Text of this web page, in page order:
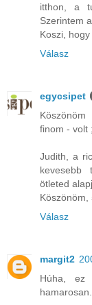
itthon, a
Szerintem
Koszi,
Válasz
egycsipet
finom - volt
Judith, a
kevesebb
ötleted
Válasz
margit2
Húha, ez